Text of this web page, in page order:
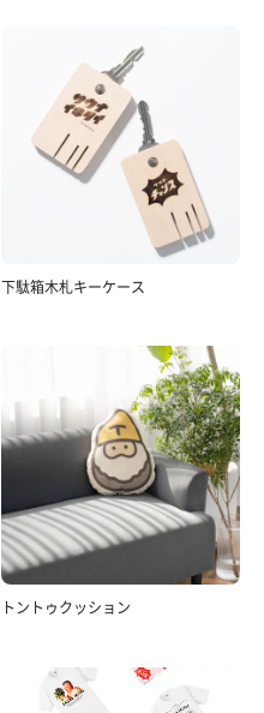
下駄箱木札キーケース
トントゥクッション